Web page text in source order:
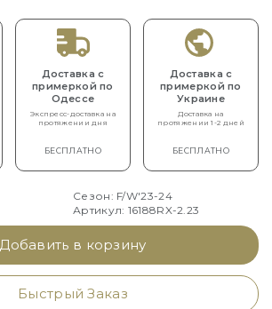
Доставка с
примеркой по
Одессе
Экспресс-доставка на
протяжении дня
БЕСПЛАТНО
Доставка с
примеркой по
Украине
Доставка на
протяжении 1-2 дней
БЕСПЛАТНО
Сезон: F/W'23-24
Артикул: 16188RX-2.23
Добавить в корзину
Быстрый Заказ